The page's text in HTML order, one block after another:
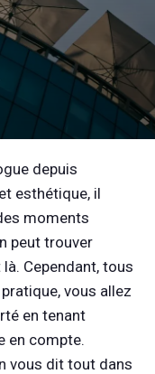
depuis
esthétique, il
moments
peut trouver
Cependant, tous
vous allez
en tenant
en compte.
vous dit tout dans